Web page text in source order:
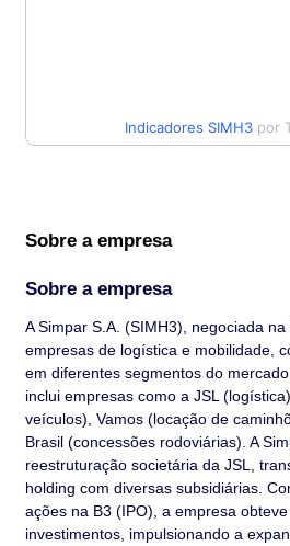
Indicadores SIMH3 por
Sobre a empresa
Sobre a empresa
A Simpar S.A. (SIMH3), negociada
empresas de logística e mobilidade,
em diferentes segmentos do
inclui empresas como a JSL
veículos), Vamos (locação de
Brasil (concessões rodoviárias). A
reestruturação societária da JSL,
holding com diversas subsidiárias.
ações na B3 (IPO), a empresa
investimentos, impulsionando a